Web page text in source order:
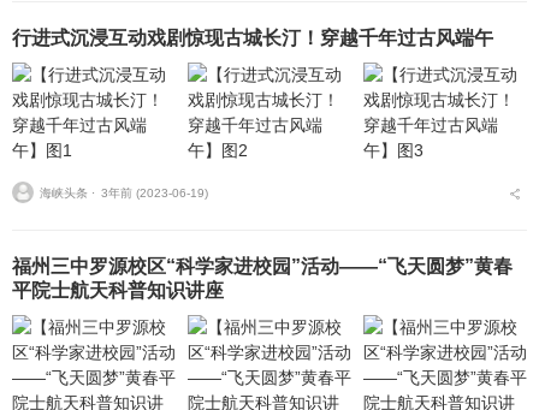
行进式沉浸互动戏剧惊现古城长汀！穿越千年过古风端午
海峡头条 ⋅ 3年前 (2023-06-19)
福州三中罗源校区“科学家进校园”活动——“飞天圆梦”黄春
平院士航天科普知识讲座